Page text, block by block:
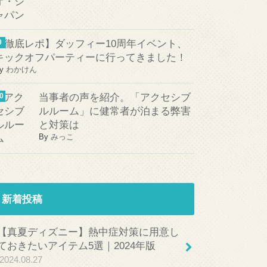
徹底レポ】ダッフィー10周年イベント、
ックオフパーティーに行ってきました！
わかけん
当事者の声を紹介。「アクセシブ
ルルーム」に健常者が泊まる弊害
と対策は
By みっこ
新着投稿
真夏ディズニー】熱中症対策に用意し
おきたいアイテム5選｜2024年版
2024.08.27